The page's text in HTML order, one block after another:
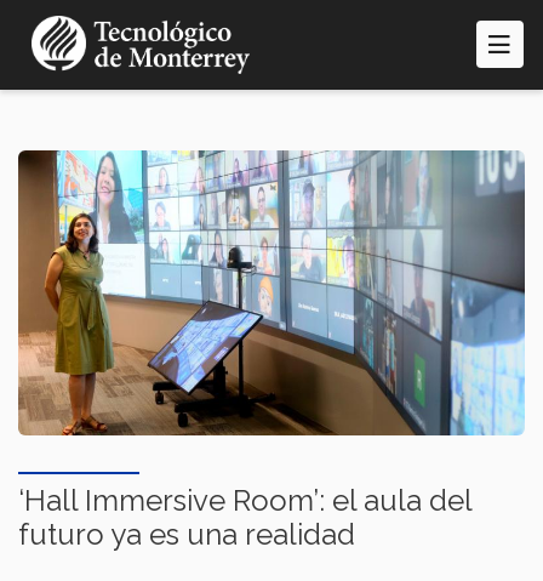
contenido
‘Hall Immersive Room’: el aula del
futuro ya es una realidad